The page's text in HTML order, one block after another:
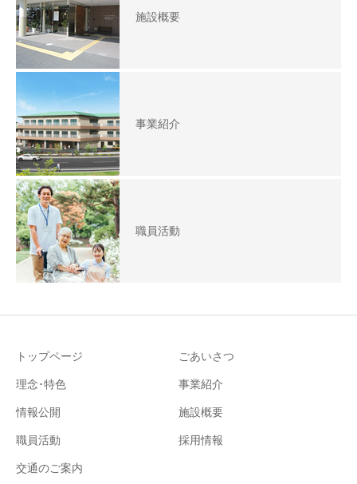
施設概要
事業紹介
職員活動
トップページ ごあいさつ
理念･特色 事業紹介
情報公開 施設概要
職員活動 採用情報
交通のご案内